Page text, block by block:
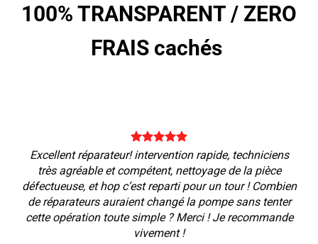
100% TRANSPARENT / ZERO
FRAIS cachés
Excellent réparateur! intervention rapide, techniciens
très agréable et compétent, nettoyage de la pièce
défectueuse, et hop c’est reparti pour un tour ! Combien
de réparateurs auraient changé la pompe sans tenter
cette opération toute simple ? Merci ! Je recommande
vivement !